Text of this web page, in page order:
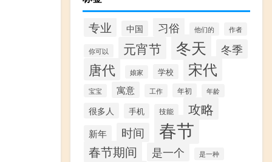
专业 中国 习俗 他们的 作者
你可以 元宵节 冬天 冬季
唐代 娘家 学校 宋代
宝宝 寓意 工作 年初 年龄
很多人 手机 技能 攻略
新年 时间 春节
春节期间 是一个 是一种